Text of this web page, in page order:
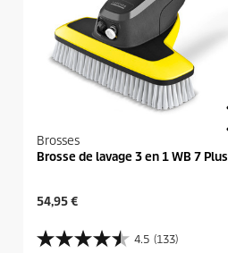
Brosses
Brosse de lavage 3 en 1 WB 7 Plus
P
i
x
54,95 €
4.5 (133)
4